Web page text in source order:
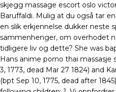
skjegg massage escort oslo
Baruffaldi. Mulig at du også tar
en slik erkjennelse dukker neste
sammenhenger, om overhodet
tidligere liv og dette? She was
Hans anime porno thai
3, 1773, dead Mar 27 1824) and
(bpt Sep 10, 1775, dead after